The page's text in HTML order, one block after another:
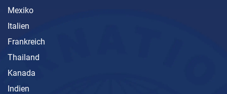
Mexiko
Italien
Frankreich
Thailand
Kanada
Indien